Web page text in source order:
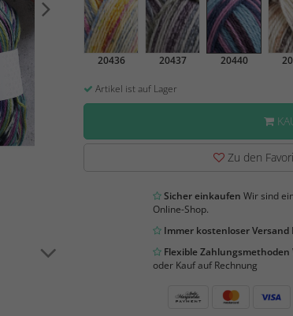
20436 20437 20440
Artikel ist auf Lager
Zu den
Sicher einkaufen Wir sind
Online-Shop.
Immer kostenloser Versand
Flexible Zahlungsmethoden
oder Kauf auf Rechnung